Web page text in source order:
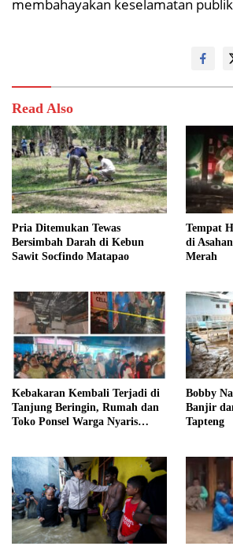
membahayakan keselamatan
Read Also
Pria Ditemukan Tewas
Bersimbah Darah di Kebun
Sawit Socfindo Matapao
Tempat
di
Merah
Kebakaran Kembali Terjadi di
Tanjung Beringin, Rumah dan
Toko Ponsel Warga Nyaris
Bobby
Banjir
Tapteng